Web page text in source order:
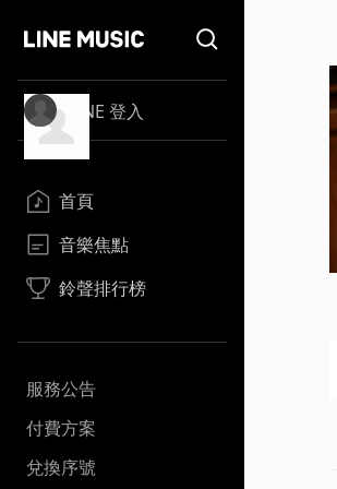
LINE 登入
首頁
音樂焦點
鈴聲排行榜
服務公告
付費方案
兌換序號